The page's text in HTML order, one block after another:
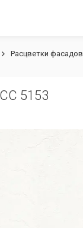
Расцветки фасадов
5153